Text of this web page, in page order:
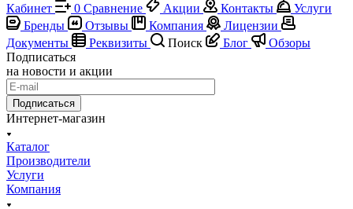
Кабинет
0 Сравнение Акции Контакты
Услуги
Бренды
Отзывы Компания
Лицензии
Документы
Реквизиты Поиск Блог
Обзоры
Подписаться
на новости и акции
Подписаться
Интернет-магазин
Каталог
Производители
Услуги
Компания